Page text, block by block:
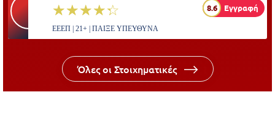
☆☆☆☆☆
★★★★★ 8.6 Εγγραφή
ΕΕΕΠ | 21+ | ΠΑΙΞΕ ΥΠΕΥΘΥΝΑ
Όλες οι Στοιχηματικές